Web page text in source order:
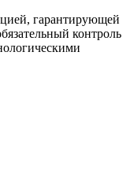
гарантирующей
контроль